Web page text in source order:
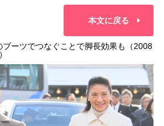
本文に戻る
ブーツでつなぐことで脚長効果も（2008